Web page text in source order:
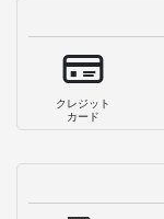
クレジット
カード